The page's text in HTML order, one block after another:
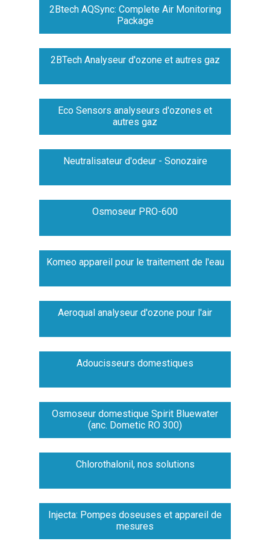
2Btech AQSync: Complete Air Monitoring
Package
2BTech Analyseur d'ozone et autres gaz
Eco Sensors analyseurs d'ozones et
autres gaz
Neutralisateur d'odeur - Sonozaire
Osmoseur PRO-600
Komeo appareil pour le traitement de l'eau
Aeroqual analyseur d'ozone pour l'air
Adoucisseurs domestiques
Osmoseur domestique Spirit Bluewater
(anc. Dometic RO 300)
Chlorothalonil, nos solutions
Injecta: Pompes doseuses et appareil de
mesures